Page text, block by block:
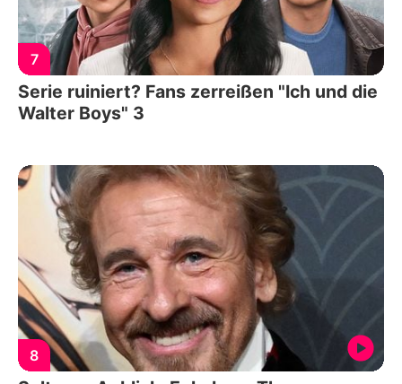
7
Serie ruiniert? Fans zerreißen "Ich und die
Walter Boys" 3
8